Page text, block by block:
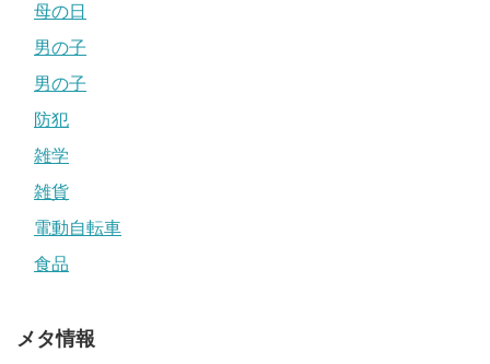
母の日
男の子
男の子
防犯
雑学
雑貨
電動自転車
食品
メタ情報